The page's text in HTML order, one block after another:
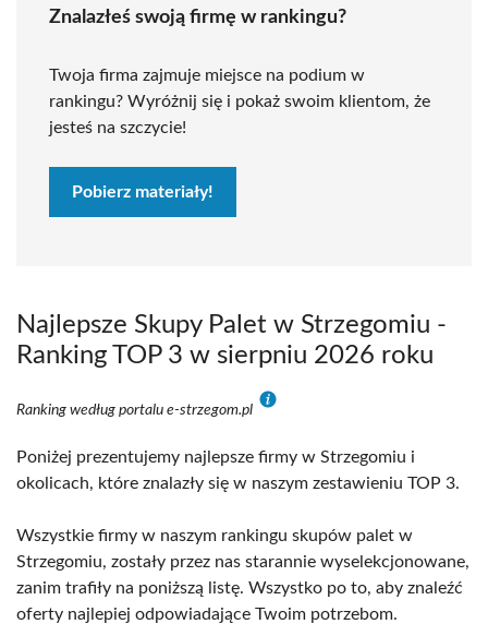
Znalazłeś swoją firmę w rankingu?
Twoja firma zajmuje miejsce na podium w
rankingu? Wyróżnij się i pokaż swoim klientom, że
jesteś na szczycie!
Pobierz materiały!
Najlepsze Skupy Palet w Strzegomiu -
Ranking TOP 3 w sierpniu 2026 roku
Ranking według portalu e-strzegom.pl
Poniżej prezentujemy najlepsze firmy w Strzegomiu i
okolicach, które znalazły się w naszym zestawieniu TOP 3.
Wszystkie firmy w naszym rankingu skupów palet w
Strzegomiu, zostały przez nas starannie wyselekcjonowane,
zanim trafiły na poniższą listę. Wszystko po to, aby znaleźć
oferty najlepiej odpowiadające Twoim potrzebom.